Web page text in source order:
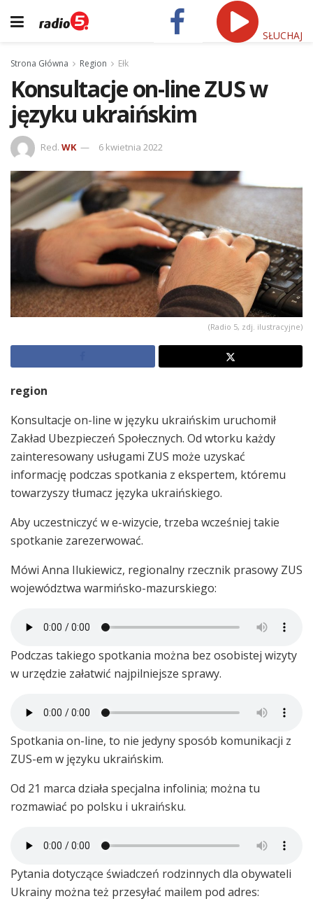
SŁUCHAJ
Strona Główna Region Ełk
Konsultacje on-line ZUS w
języku ukraińskim
Red. WK 6 kwietnia 2022
(Radio 5, zdj. ilustracyjne)
region
Konsultacje on-line w języku ukraińskim uruchomił
Zakład Ubezpieczeń Społecznych. Od wtorku każdy
zainteresowany usługami ZUS może uzyskać
informację podczas spotkania z ekspertem, któremu
towarzyszy tłumacz języka ukraińskiego.
Aby uczestniczyć w e-wizycie, trzeba wcześniej takie
spotkanie zarezerwować.
Mówi Anna Ilukiewicz, regionalny rzecznik prasowy ZUS
województwa warmińsko-mazurskiego:
Podczas takiego spotkania można bez osobistej wizyty
w urzędzie załatwić najpilniejsze sprawy.
Spotkania on-line, to nie jedyny sposób komunikacji z
ZUS-em w języku ukraińskim.
Od 21 marca działa specjalna infolinia; można tu
rozmawiać po polsku i ukraińsku.
Pytania dotyczące świadczeń rodzinnych dla obywateli
Ukrainy można też przesyłać mailem pod adres: